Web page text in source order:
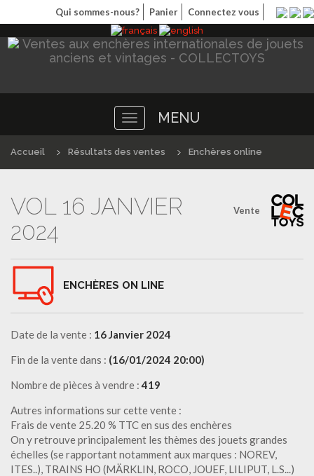
Qui sommes-nous? Panier Connectez vous
Toggle
navigation
MENU
Accueil Résultats des ventes Enchères online
Vente
VOL 16 JANVIER
2024
ENCHÈRES ON LINE
Date de la vente : 16 Janvier 2024
Fin de la vente dans : (16/01/2024 20:00)
Nombre de pièces à vendre :419
Autres informations sur cette vente :
Frais de vente 25.20 % TTC en sus des enchères
On y retrouve principalement les thèmes des jouets grandes
échelles (se rapportant notamment aux marques : NOREV,
ITES..), TRAINS HO (MÄRKLIN, ROCO, JOUEF, LILIPUT, L.S...)